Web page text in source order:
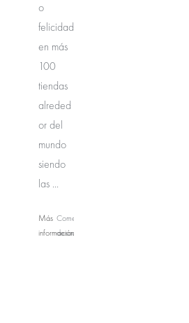
o
felicidad
en más
100
tiendas
alreded
or del
mundo
siendo
las ...
Más
información
Comentarios
desactivados